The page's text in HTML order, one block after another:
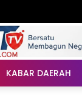
KABAR DAERAH